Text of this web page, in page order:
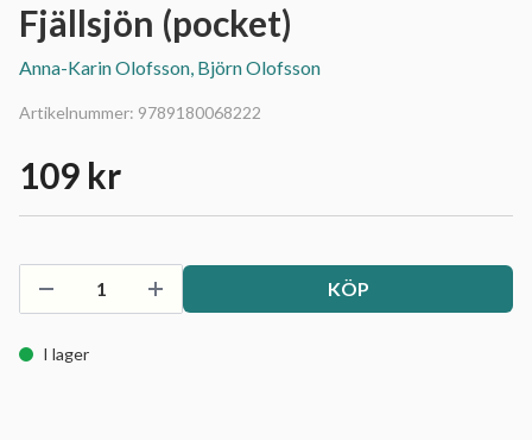
Fjällsjön (pocket)
Anna-Karin Olofsson, Björn Olofsson
Artikelnummer: 9789180068222
109 kr
KÖP
I lager